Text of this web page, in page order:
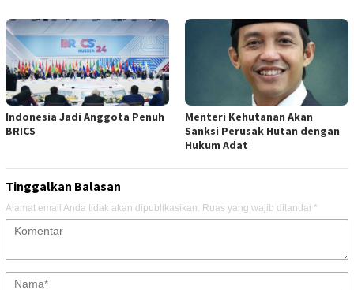
Indonesia Jadi Anggota Penuh
BRICS
Menteri Kehutanan Akan
Sanksi Perusak Hutan dengan
Hukum Adat
Tinggalkan Balasan
Alamat email Anda tidak akan dipublikasikan. Ruas yang wajib ditandai *